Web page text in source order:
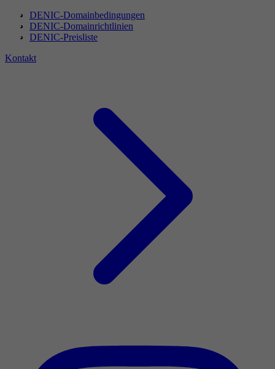
DENIC-Domainbedingungen
DENIC-Domainrichtlinien
DENIC-Preisliste
Kontakt